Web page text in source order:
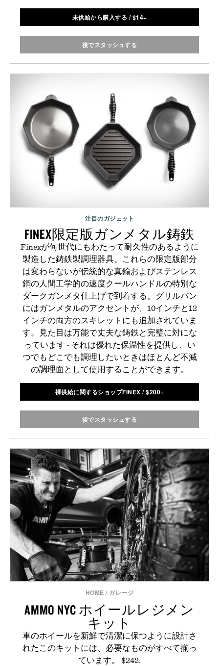
未供給から購入する /$14+
後でスタッシュする
注目のガジェット
FINEX限定版ガンメタル鋳鉄
Finexが何世代にもわたって耐久性のあるように
製造した鋳鉄製調理器具。これらの限定版部分
は変わらないが伝統的な真鍮およびステンレス
鋼の人間工学的の速度クールハンドルの特別な
ダークガンメタ仕上げで到着する。グリルパン
にはガンメタルのアクセントが、10インチと12
インチの両方のスキレットにも追加されていま
す。見た目は万能で丈夫な鋳鉄と完璧に対にな
っています - それは優れた保温性を提供し、い
つでもどこでも調理したいときはほとんど不滅
の調理面として使用することができます。
裸供給に関するショップFINEX /$200+
後でスタッシュする
HOME / ガレージ
AMMO NYC ホイールレジメン
キット
車のホイールを新鮮で清潔に保つように設計さ
れたこのキットには、必要なものがすべて揃っ
ています。 $242.